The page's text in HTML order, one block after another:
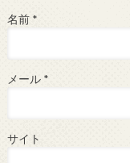
名前 *
メール *
サイト